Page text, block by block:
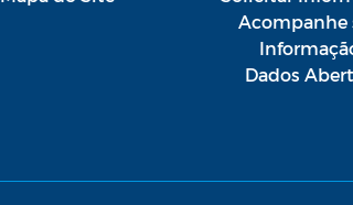
Acompanhe
Dados